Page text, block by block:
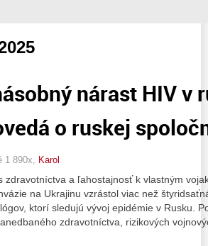
nárast HIV v
o ruskej
1 890x, Karol
zdravotníctva a ľahostajnosť k vlastným
na Ukrajinu vzrástol viac než
ktorí sledujú vývoj epidémie v Rusku.
zdravotníctva, rizikových